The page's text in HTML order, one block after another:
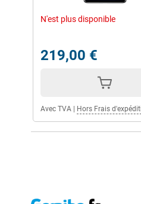
N'est plus disponible
219,00 €
Avec TVA Hors Frais